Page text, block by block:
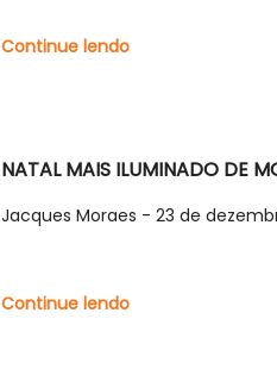
Continue lendo
NATAL MAIS ILUMINADO DE
Jacques Moraes - 23 de
Continue lendo